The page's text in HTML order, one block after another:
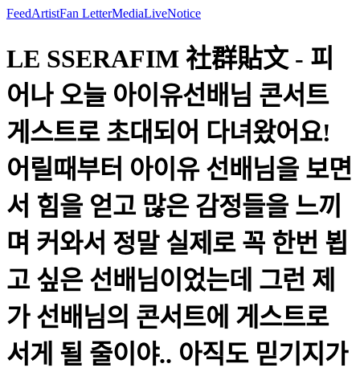
FeedArtistFan LetterMediaLiveNotice
LE SSERAFIM 社群貼文 - 피
어나 오늘 아이유선배님 콘서트
게스트로 초대되어 다녀왔어요!
어릴때부터 아이유 선배님을 보면
서 힘을 얻고 많은 감정들을 느끼
며 커와서 정말 실제로 꼭 한번 뵙
고 싶은 선배님이었는데 그런 제
가 선배님의 콘서트에 게스트로
서게 될 줄이야.. 아직도 믿기지가